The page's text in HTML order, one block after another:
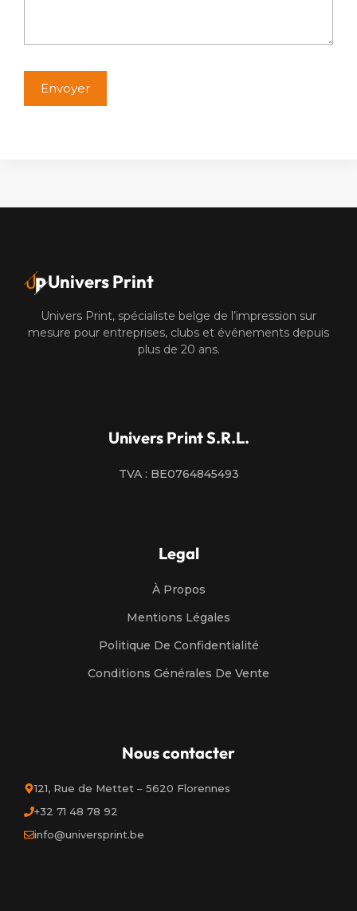
Univers Print
Univers Print, spécialiste belge de l’impression sur
mesure pour entreprises, clubs et événements depuis
plus de 20 ans.
Univers Print S.R.L.
TVA : BE0764845493
Legal
À Propos
Mentions Légales
Politique De Confidentialité
Conditions Générales De Vente
Nous contacter
121, Rue de Mettet – 5620 Florennes
+32 71 48 78 92
info@universprint.be